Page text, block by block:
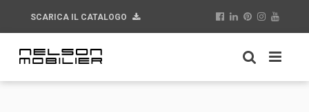
SCARICA IL CATALOGO